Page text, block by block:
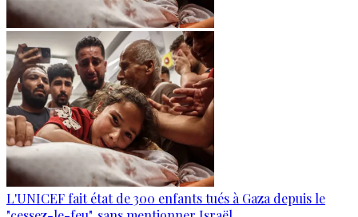
L'UNICEF fait état de 300 enfants tués à Gaza depuis le